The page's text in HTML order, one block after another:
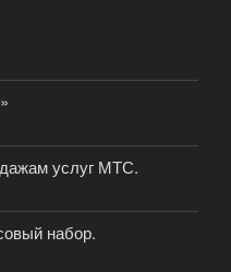
услуг МТС.
набор.